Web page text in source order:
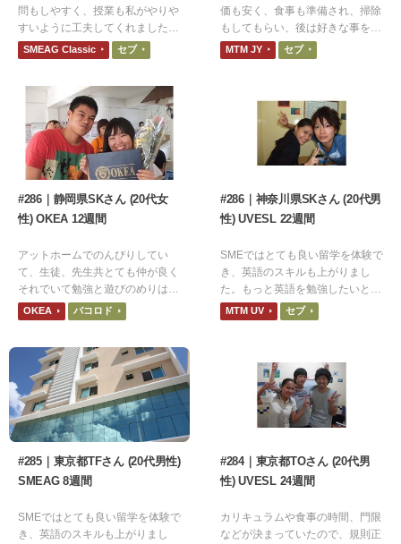
問もしやすく、授業も私がやりや
すいように工夫してくれました。
マンツーマン授業では、自分の弱
点にも気づきやすく集中的に強化
SMEAG Classic セブ
価も安く、食事も準備され、掃除
もしてもらい、後は好きな事をし
ていればよいので日本にいた時に
比べると、ストレスフリーです
MTM JY セブ
#286｜静岡県SKさん (20代女
性) OKEA 12週間
アットホームでのんびりしてい
て、生徒、先生共とても仲が良く
それでいて勉強と遊びのめりはり
がきちんとある学校だと思いま
す。OKEAを選んで良かったで
OKEA バコロド
#286｜神奈川県SKさん (20代男
性) UVESL 22週間
SMEではとても良い留学を体験で
き、英語のスキルも上がりまし
た。もっと英語を勉強したいと思
いますし、SMEに際留学もしたい
です。
MTM UV セブ
#285｜東京都TFさん (20代男性)
SMEAG 8週間
SMEではとても良い留学を体験で
き、英語のスキルも上がりまし
#284｜東京都TOさん (20代男
性) UVESL 24週間
カリキュラムや食事の時間、門限
などが決まっていたので、規則正